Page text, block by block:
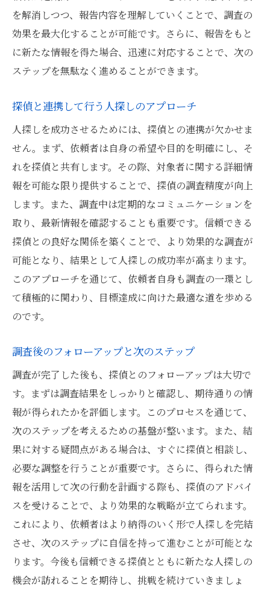
を解消しつつ、報告内容を理解していくことで、調査の
効果を最大化することが可能です。さらに、報告をもと
に新たな情報を得た場合、迅速に対応することで、次の
ステップを無駄なく進めることができます。
探偵と連携して行う人探しのアプローチ
人探しを成功させるためには、探偵との連携が欠かせま
せん。まず、依頼者は自身の希望や目的を明確にし、そ
れを探偵と共有します。その際、対象者に関する詳細情
報を可能な限り提供することで、探偵の調査精度が向上
します。また、調査中は定期的なコミュニケーションを
取り、最新情報を確認することも重要です。信頼できる
探偵との良好な関係を築くことで、より効果的な調査が
可能となり、結果として人探しの成功率が高まります。
このアプローチを通じて、依頼者自身も調査の一環とし
て積極的に関わり、目標達成に向けた最適な道を歩める
のです。
調査後のフォローアップと次のステップ
調査が完了した後も、探偵とのフォローアップは大切で
す。まずは調査結果をしっかりと確認し、期待通りの情
報が得られたかを評価します。このプロセスを通じて、
次のステップを考えるための基盤が整います。また、結
果に対する疑問点がある場合は、すぐに探偵と相談し、
必要な調整を行うことが重要です。さらに、得られた情
報を活用して次の行動を計画する際も、探偵のアドバイ
スを受けることで、より効果的な戦略が立てられます。
これにより、依頼者はより納得のいく形で人探しを完結
させ、次のステップに自信を持って進むことが可能とな
ります。今後も信頼できる探偵とともに新たな人探しの
機会が訪れることを期待し、挑戦を続けていきましょ